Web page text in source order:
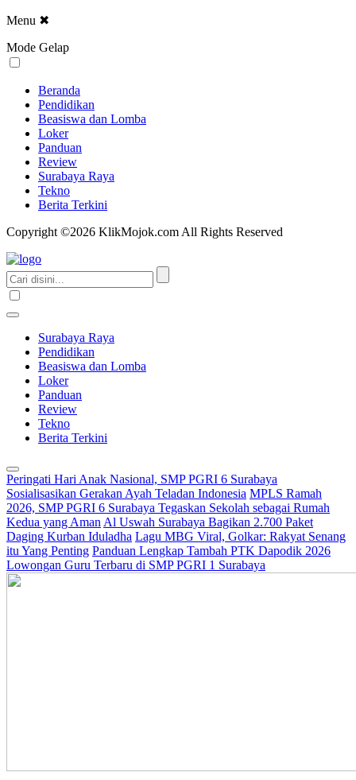
Menu ✖
Mode Gelap
Beranda
Pendidikan
Beasiswa dan Lomba
Loker
Panduan
Review
Surabaya Raya
Tekno
Berita Terkini
Copyright ©2026 KlikMojok.com All Rights Reserved
Surabaya Raya
Pendidikan
Beasiswa dan Lomba
Loker
Panduan
Review
Tekno
Berita Terkini
Peringati Hari Anak Nasional, SMP PGRI 6 Surabaya
Sosialisasikan Gerakan Ayah Teladan Indonesia MPLS Ramah
2026, SMP PGRI 6 Surabaya Tegaskan Sekolah sebagai Rumah
Kedua yang Aman Al Uswah Surabaya Bagikan 2.700 Paket
Daging Kurban Iduladha Lagu MBG Viral, Golkar: Rakyat Senang
itu Yang Penting Panduan Lengkap Tambah PTK Dapodik 2026
Lowongan Guru Terbaru di SMP PGRI 1 Surabaya